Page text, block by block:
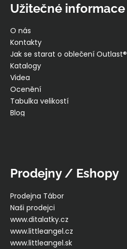
Užitečné informace
O nás
Kontakty
Jak se starat o oblečení Outlast®
Katalogy
Videa
Ocenění
Tabulka velikostí
Blog
Prodejny / Eshopy
Prodejna Tábor
Naši prodejci
www.ditalatky.cz
www.littleangel.cz
www.littleangel.sk